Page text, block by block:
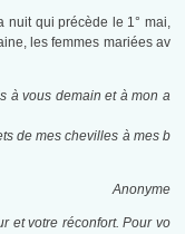
nuit qui précède le 1° mai,
les femmes mariées av
à vous demain et à mon a
de mes chevilles à mes b
Anonyme
et votre réconfort. Pour vo